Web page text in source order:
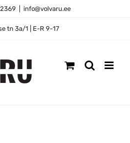
info@volvaru.ee
tn 3a/1 | E-R 9-17